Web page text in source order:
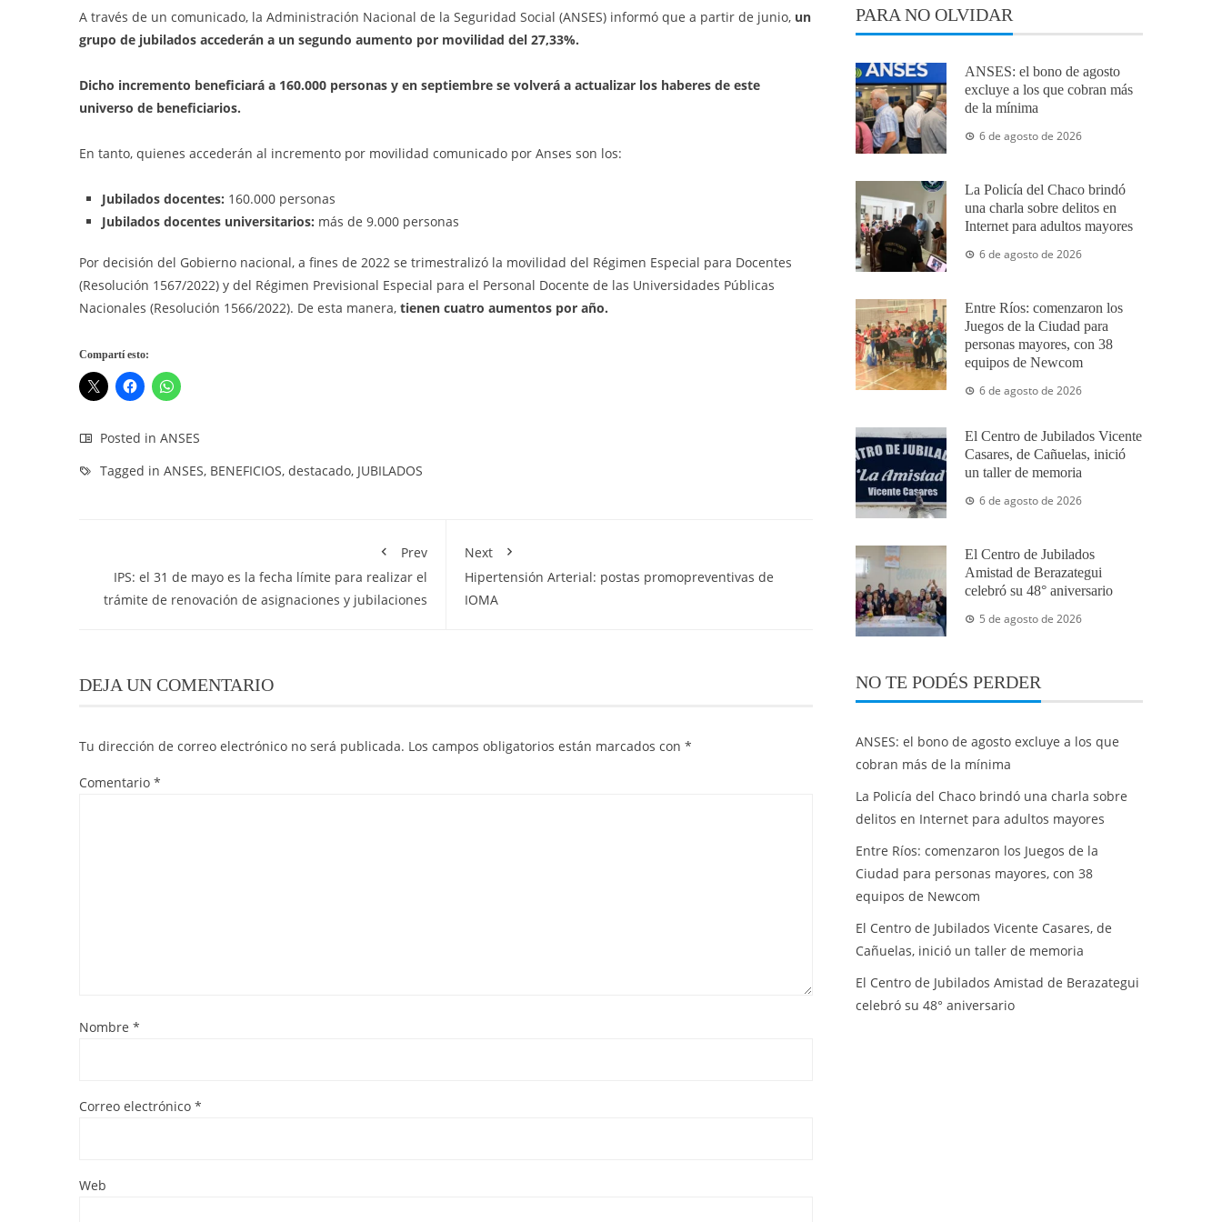
A través de un comunicado, la Administración Nacional de la Seguridad Social (ANSES) informó que a partir de junio, un
grupo de jubilados accederán a un segundo aumento por movilidad del 27,33%.
Dicho incremento beneficiará a 160.000 personas y en septiembre se volverá a actualizar los haberes de este
universo de beneficiarios.
En tanto, quienes accederán al incremento por movilidad comunicado por Anses son los:
Jubilados docentes: 160.000 personas
Jubilados docentes universitarios: más de 9.000 personas
Por decisión del Gobierno nacional, a fines de 2022 se trimestralizó la movilidad del Régimen Especial para Docentes
(Resolución 1567/2022) y del Régimen Previsional Especial para el Personal Docente de las Universidades Públicas
Nacionales (Resolución 1566/2022). De esta manera, tienen cuatro aumentos por año.
Compartí esto:
Posted in ANSES
Tagged in ANSES, BENEFICIOS, destacado, JUBILADOS
Prev
IPS: el 31 de mayo es la fecha límite para realizar el
trámite de renovación de asignaciones y jubilaciones
Next
Hipertensión Arterial: postas promopreventivas de
IOMA
DEJA UN COMENTARIO
Tu dirección de correo electrónico no será publicada. Los campos obligatorios están marcados con *
Comentario *
Nombre *
Correo electrónico *
Web
PARA NO OLVIDAR
ANSES: el bono de agosto
excluye a los que cobran más
de la mínima
6 de agosto de 2026
La Policía del Chaco brindó
una charla sobre delitos en
Internet para adultos mayores
6 de agosto de 2026
Entre Ríos: comenzaron los
Juegos de la Ciudad para
personas mayores, con 38
equipos de Newcom
6 de agosto de 2026
El Centro de Jubilados Vicente
Casares, de Cañuelas, inició
un taller de memoria
6 de agosto de 2026
El Centro de Jubilados
Amistad de Berazategui
celebró su 48° aniversario
5 de agosto de 2026
NO TE PODÉS PERDER
ANSES: el bono de agosto excluye a los que
cobran más de la mínima
La Policía del Chaco brindó una charla sobre
delitos en Internet para adultos mayores
Entre Ríos: comenzaron los Juegos de la
Ciudad para personas mayores, con 38
equipos de Newcom
El Centro de Jubilados Vicente Casares, de
Cañuelas, inició un taller de memoria
El Centro de Jubilados Amistad de Berazategui
celebró su 48° aniversario